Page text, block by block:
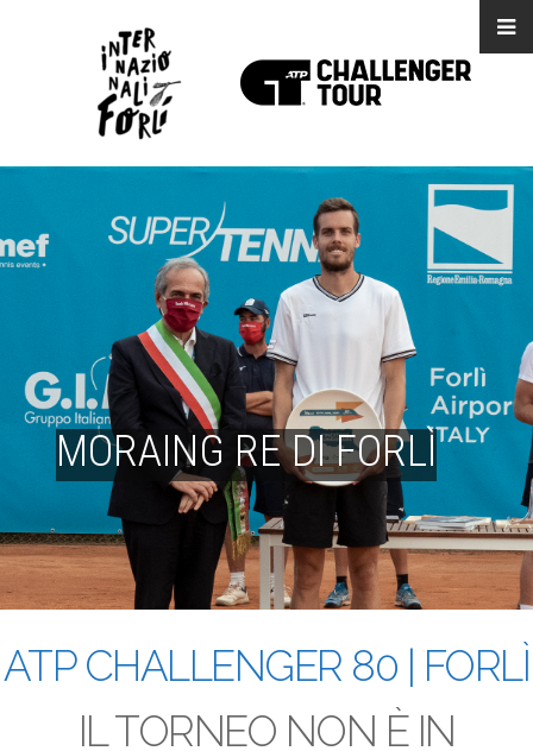
MORAING RE DI FORLÌ
19 Giugno 2021
ATP CHALLENGER 80 | FORLÌ
IL TORNEO NON È IN